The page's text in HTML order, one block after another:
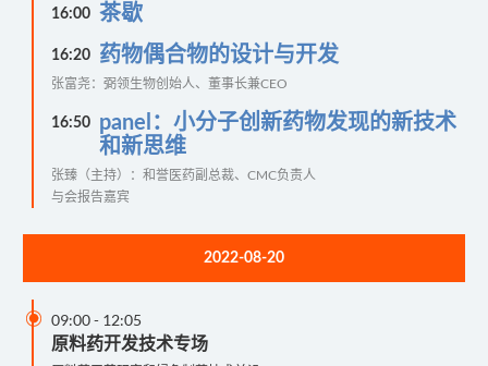
16:00 茶歇
16:20 药物偶合物的设计与开发
张富尧：弼领生物创始人、董事长兼CEO
16:50
panel：小分子创新药物发现的新技术
和新思维
张臻（主持）：和誉医药副总裁、CMC负责人
与会报告嘉宾
2022-08-20
09:00- 12:05

原料药开发技术专场